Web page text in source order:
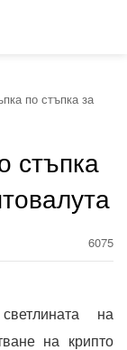
по стъпка за
стъпка
6075
на
на крипто